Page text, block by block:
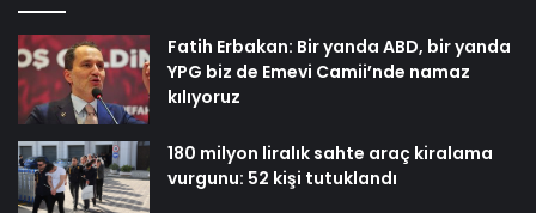
Fatih Erbakan: Bir yanda ABD, bir yanda
YPG biz de Emevi Camii’nde namaz
kılıyoruz
180 milyon liralık sahte araç kiralama
vurgunu: 52 kişi tutuklandı